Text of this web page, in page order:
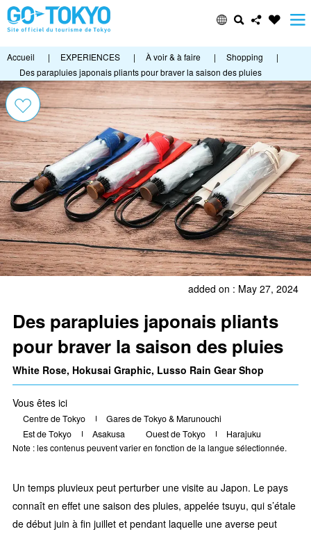
Accueil | EXPERIENCES | À voir & à faire | Shopping
|
Des parapluies japonais pliants pour braver la saison des pluies
added on : May 27, 2024
Des parapluies japonais pliants
pour braver la saison des pluies
White Rose, Hokusai Graphic, Lusso Rain Gear Shop
Vous êtes ici
Centre de Tokyo
Gares de Tokyo & Marunouchi
Est de Tokyo
Asakusa Ouest de Tokyo Harajuku
Note : les contenus peuvent varier en fonction de la langue sélectionnée.
Un temps pluvieux peut perturber une visite au Japon. Le pays
connaît en effet une saison des pluies, appelée tsuyu, qui s’étale
de début juin à fin juillet et pendant laquelle une averse peut